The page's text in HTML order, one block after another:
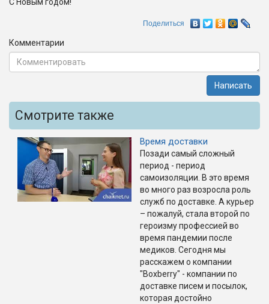
Поделиться
Комментарии
Написать
Смотрите также
Время доставки
Позади самый сложный
период - период
самоизоляции. В это время
во много раз возросла роль
служб по доставке. А курьер
– пожалуй, стала второй по
героизму профессией во
время пандемии после
медиков. Сегодня мы
расскажем о компании
"Boxberry" - компании по
доставке писем и посылок,
которая достойно